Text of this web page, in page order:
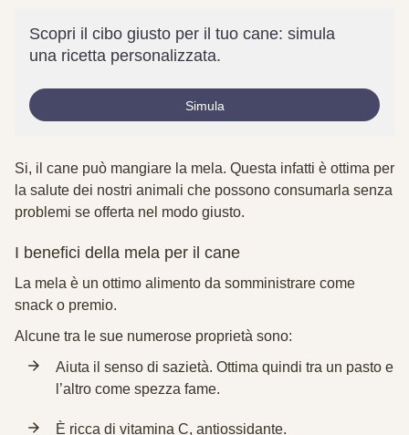
Scopri il cibo giusto per il tuo cane: simula
una ricetta personalizzata.
Simula
Si, il cane può mangiare la mela. Questa infatti è ottima per
la salute dei nostri animali che possono consumarla senza
problemi se offerta nel modo giusto.
I benefici della mela per il cane
La mela è un ottimo alimento da somministrare come
snack o premio.
Alcune tra le sue numerose proprietà sono:
Aiuta il senso di sazietà. Ottima quindi tra un pasto e
l’altro come spezza fame.
È ricca di vitamina C, antiossidante.